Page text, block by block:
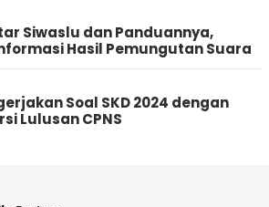
Siwaslu dan Panduannya,
Hasil Pemungutan Suara
Soal SKD 2024 dengan
Lulusan CPNS